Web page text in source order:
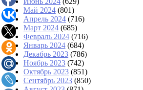
Май 2024 (801)
Апрель 2024 (716)
Март 2024 (685)
Февраль 2024 (716)
Январь 2024 (684)
Декабрь 2023 (786)
Ноябрь 2023 (742)
Октябрь 2023 (851)
Сентябрь 2023 (850)